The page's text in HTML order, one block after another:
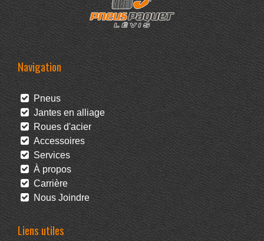
Navigation
Pneus
Jantes en alliage
Roues d'acier
Accessoires
Services
À propos
Carrière
Nous Joindre
Liens utiles